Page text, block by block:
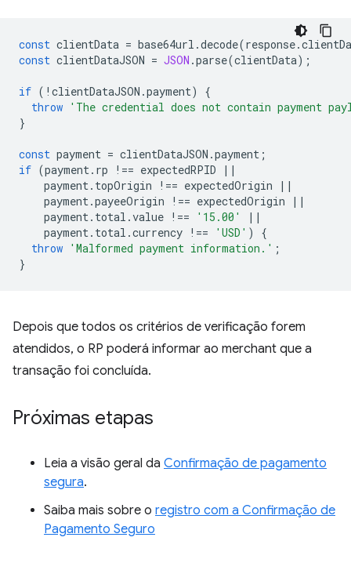
const clientData = base64url .decode(response.
const clientDataJSON = JSON .parse(clientData);
if ( ! clientDataJSON .payment)
{
throw 'The credential does not contain payment
}
const payment = clientDataJSON .payment ;
if (payment. rp !== expectedRPID
||
payment. topOrigin !== expectedOrigin
||
payment.payeeOrigin !== expectedOrigin
||
payment. total .value !== '15.00'
||
payment. total .currency !== 'USD' )
{
throw 'Malformed payment information.' ;
}
Depois que todos os critérios de verificação forem
atendidos, o RP poderá informar ao merchant que a
transação foi concluída.
Próximas etapas
Leia a visão geral da Confirmação de pagamento
segura.
Saiba mais sobre o registro com a Confirmação de
Pagamento Seguro